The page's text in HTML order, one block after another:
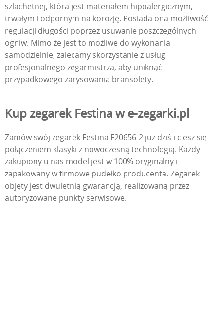
szlachetnej, która jest materiałem hipoalergicznym,
trwałym i odpornym na korozję. Posiada ona możliwość
regulacji długości poprzez usuwanie poszczególnych
ogniw. Mimo że jest to możliwe do wykonania
samodzielnie, zalecamy skorzystanie z usług
profesjonalnego zegarmistrza, aby uniknąć
przypadkowego zarysowania bransolety.
Kup zegarek Festina w e-zegarki.pl
Zamów swój zegarek Festina F20656-2 już dziś i ciesz się
połączeniem klasyki z nowoczesną technologią. Każdy
zakupiony u nas model jest w 100% oryginalny i
zapakowany w firmowe pudełko producenta. Zegarek
objęty jest dwuletnią gwarancją, realizowaną przez
autoryzowane punkty serwisowe.